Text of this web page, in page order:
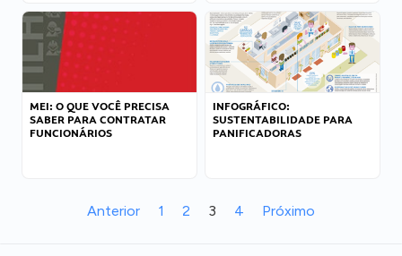
MEI: O QUE VOCÊ PRECISA
SABER PARA CONTRATAR
FUNCIONÁRIOS
INFOGRÁFICO:
SUSTENTABILIDADE PARA
PANIFICADORAS
Anterior 1 2 3 4 Próximo